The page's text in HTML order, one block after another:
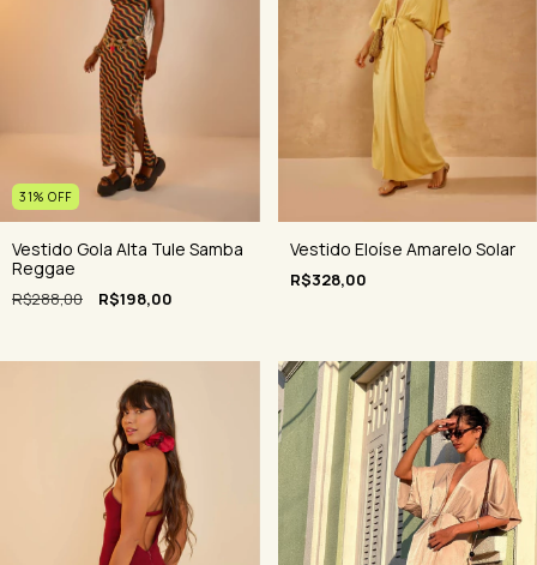
31% OFF
Vestido Gola Alta Tule Samba
Reggae
R$288,00 R$198,00
Vestido Eloíse Amarelo Solar
R$328,00